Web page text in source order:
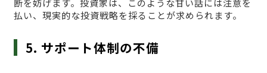
断を妨げます。投資家は、このような甘い話には注意を
払い、現実的な投資戦略を採ることが求められます。
5. サポート体制の不備